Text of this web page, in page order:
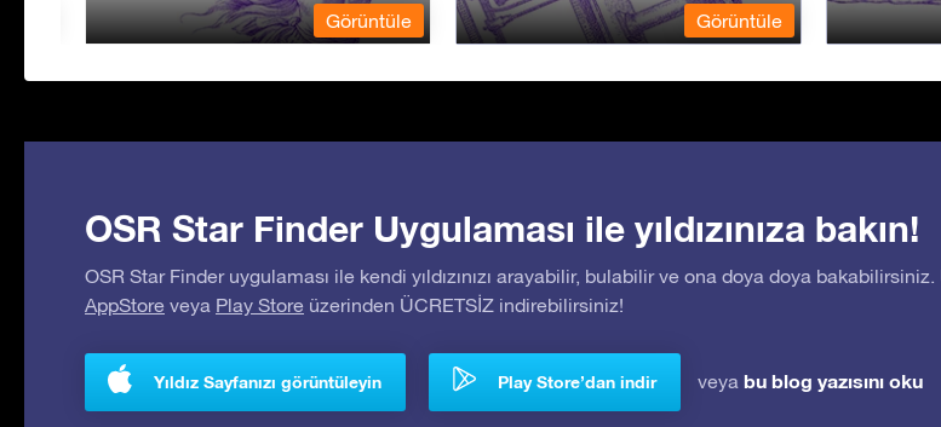
Görüntüle Görüntüle
OSR Star Finder Uygulaması ile yıldızınıza bakın!
OSR Star Finder uygulaması ile kendi yıldızınızı arayabilir, bulabilir ve ona doya doya bakabilirsiniz.
AppStore veya Play Store üzerinden ÜCRETSİZ indirebilirsiniz!
Yıldız Sayfanızı görüntüleyin Play Store’dan indir veya bu blog yazısını oku